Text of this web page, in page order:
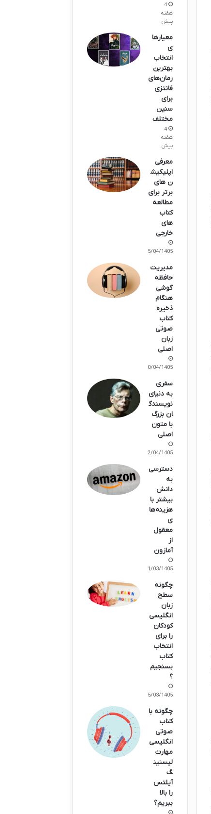
4
هفته
پیش
معیارها
ی
انتخاب
بهترین
رمان‌های
فانتزی
برای
سنین
مختلف
4
هفته
پیش
معرفی
اپلیکیش
ن های
برتر برای
مطالعه
کتاب
های
خارجی
15/04/1405
مدیریت
حافظه
گوشی
هنگام
ذخیره
کتاب
صوتی
زبان
اصلی
10/04/1405
سفری
به دنیای
نویسندگ
ان بزرگ
با متون
اصلی
02/04/1405
دسترسی
به
دانش
بیشتر با
هزینه‌ها
ی
معقول
از
آمازون
21/03/1405
چگونه
سطح
زبان
انگلیسی
کودکان
را برای
انتخاب
کتاب
بسنجیم
؟
15/03/1405
چگونه با
کتاب
صوتی
انگلیسی
مهارت
لیسنین
گ
آیلتس
را بالا
ببریم؟